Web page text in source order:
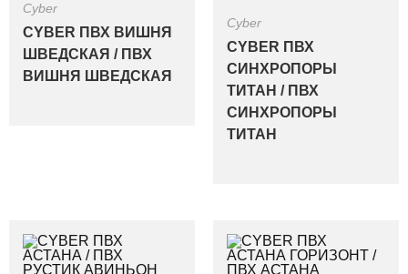
Cyber
CYBER ПВХ ВИШНЯ
ШВЕДСКАЯ / ПВХ
ВИШНЯ ШВЕДСКАЯ
Cyber
CYBER ПВХ
СИНХРОПОРЫ
ТИТАН / ПВХ
СИНХРОПОРЫ
ТИТАН